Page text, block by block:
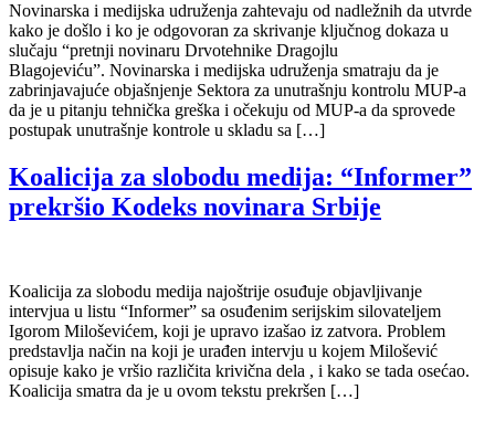
Novinarska i medijska udruženja zahtevaju od nadležnih da utvrde
kako je došlo i ko je odgovoran za skrivanje ključnog dokaza u
slučaju “pretnji novinaru Drvotehnike Dragojlu
Blagojeviću”. Novinarska i medijska udruženja smatraju da je
zabrinjavajuće objašnjenje Sektora za unutrašnju kontrolu MUP-a
da je u pitanju tehnička greška i očekuju od MUP-a da sprovede
postupak unutrašnje kontrole u skladu sa […]
Koalicija za slobodu medija: “Informer”
prekršio Kodeks novinara Srbije
Koalicija za slobodu medija najoštrije osuđuje objavljivanje
intervjua u listu “Informer” sa osuđenim serijskim silovateljem
Igorom Miloševićem, koji je upravo izašao iz zatvora. Problem
predstavlja način na koji je urađen intervju u kojem Milošević
opisuje kako je vršio različita krivična dela , i kako se tada osećao.
Koalicija smatra da je u ovom tekstu prekršen […]